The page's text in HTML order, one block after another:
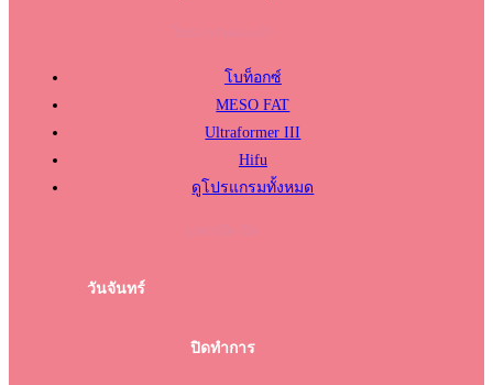
โบท็อกซ์
MESO FAT
Ultraformer III
Hifu
ดูโปรแกรมทั้งหมด
วันจันทร์
ปิดทำการ